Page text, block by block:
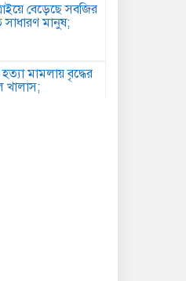
বেড়েছে সবজির
সাধারণ মানুষ;
মামলায় বৃদ্ধের
খালাস;